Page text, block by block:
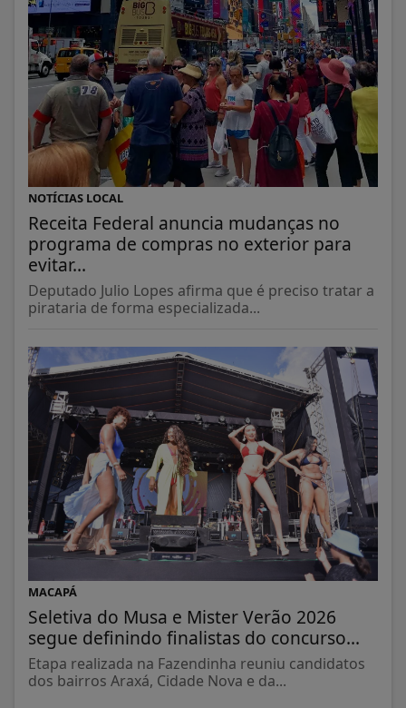
NOTÍCIAS LOCAL
Receita Federal anuncia mudanças no
programa de compras no exterior para
evitar...
Deputado Julio Lopes afirma que é preciso tratar a
pirataria de forma especializada...
MACAPÁ
Seletiva do Musa e Mister Verão 2026
segue definindo finalistas do concurso...
Etapa realizada na Fazendinha reuniu candidatos
dos bairros Araxá, Cidade Nova e da...